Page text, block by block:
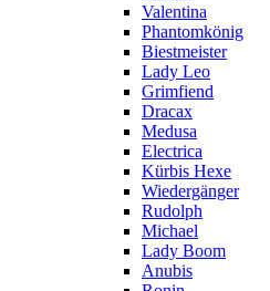
Valentina
Phantomkönig
Biestmeister
Lady Leo
Grimfiend
Dracax
Medusa
Electrica
Kürbis Hexe
Wiedergänger
Rudolph
Michael
Lady Boom
Anubis